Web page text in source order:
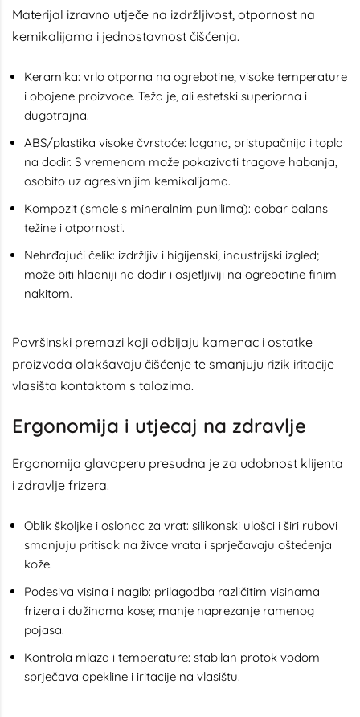
Materijal izravno utječe na izdržljivost, otpornost na
kemikalijama i jednostavnost čišćenja.
Keramika: vrlo otporna na ogrebotine, visoke temperature
i obojene proizvode. Teža je, ali estetski superiorna i
dugotrajna.
ABS/plastika visoke čvrstoće: lagana, pristupačnija i topla
na dodir. S vremenom može pokazivati tragove habanja,
osobito uz agresivnijim kemikalijama.
Kompozit (smole s mineralnim punilima): dobar balans
težine i otpornosti.
Nehrđajući čelik: izdržljiv i higijenski, industrijski izgled;
može biti hladniji na dodir i osjetljiviji na ogrebotine finim
nakitom.
Površinski premazi koji odbijaju kamenac i ostatke
proizvoda olakšavaju čišćenje te smanjuju rizik iritacije
vlasišta kontaktom s talozima.
Ergonomija i utjecaj na zdravlje
Ergonomija glavoperu presudna je za udobnost klijenta
i zdravlje frizera.
Oblik školjke i oslonac za vrat: silikonski ulošci i širi rubovi
smanjuju pritisak na živce vrata i sprječavaju oštećenja
kože.
Podesiva visina i nagib: prilagodba različitim visinama
frizera i dužinama kose; manje naprezanje ramenog
pojasa.
Kontrola mlaza i temperature: stabilan protok vodom
sprječava opekline i iritacije na vlasištu.